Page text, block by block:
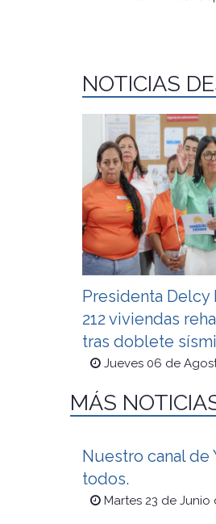
NOTICIAS
Presidenta
212 viviendas
tras doblete
Jueves 06 de
MÁS
Nuestro canal de
todos.
Martes 23 de Junio